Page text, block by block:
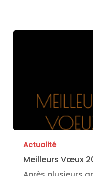
Actualité
Meilleurs Vœux